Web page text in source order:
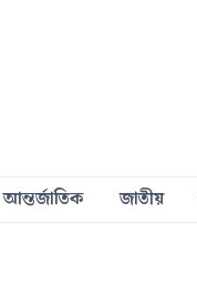
আন্তর্জাতিক জাতীয়